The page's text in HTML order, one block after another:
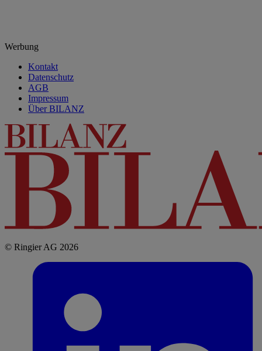
Werbung
Kontakt
Datenschutz
AGB
Impressum
Über BILANZ
© Ringier AG 2026